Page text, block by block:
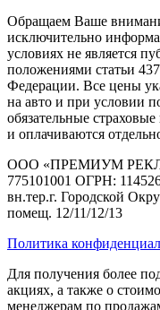
Обращаем Ваше
исключительно
условиях не является
положениями статьи
Федерации. Все цены
на авто и при условии
обязательные
и оплачиваются
ООО «ПРЕМИУМ
775101001 ОГРН:
вн.тер.г. Городской
помещ. 12/11/12/13
Политика
Для получения более
акциях, а также о
менеджерам по